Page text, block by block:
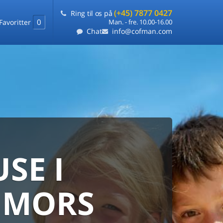
Favoritter 0
Ring til os på (+45) 7877 0427
Man. - fre. 10.00-16.00
Chat info@cofman.com
I
laveste pris
ét sted